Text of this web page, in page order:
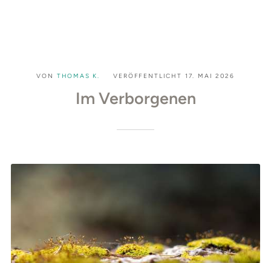
VON THOMAS K. VERÖFFENTLICHT 17. MAI 2026
Im Verborgenen